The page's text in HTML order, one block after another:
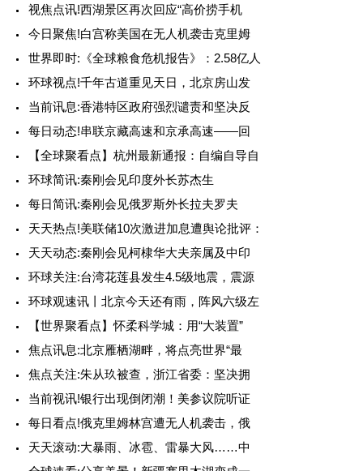
视焦点讯!西湖景区再次回应“高价捞手机
今日聚焦!白宫称美国在无人机袭击克里姆
世界即时:《全球粮食危机报告》：2.58亿人
环球视点!千年古道重见天日，北京房山发
当前讯息:香港特区政府强烈谴责和坚决反
每日动态!串联京藏高速和京承高速——回
【全球聚看点】杭州最新通报：自编自导自
环球简讯:秦刚会见印度外长苏杰生
每日简讯:秦刚会见俄罗斯外长拉夫罗夫
天天热点!美联储10次激进加息遭舆论批评：
天天动态:秦刚会见柯棣华大夫亲属及中印
环球关注:台湾花莲县发生4.5级地震，震源
环球观速讯丨北京今天还有雨，阵风六级左
【世界聚看点】怀柔科学城：用“大装置”
焦点讯息:北京雁栖湖畔，将点亮世界“最
焦点关注:朱从玖被查，浙江省委：坚决拥
当前视讯!银行出现倒闭潮！美参议院听证
每日看点!俄克里姆林宫遭无人机袭击，俄
天天滚动:大暴雨、冰雹、雷暴大风……中